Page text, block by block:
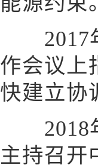
2017年
作会议上
快建立协
2018年
主持召开